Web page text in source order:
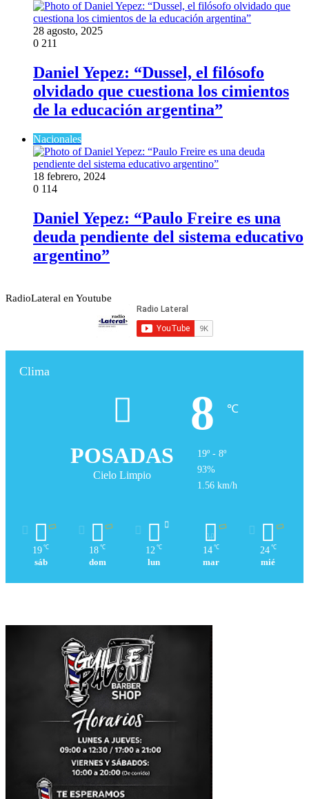
28 agosto, 2025
0 211
Daniel Yepez: “Dussel, el filósofo
olvidado que cuestiona los cimientos
de la educación argentina”
Nacionales
18 febrero, 2024
0 114
Daniel Yepez: “Paulo Freire es una
deuda pendiente del sistema educativo
argentino”
RadioLateral en Youtube
Clima
POSADAS
Cielo Limpio
8 ℃
19º - 8º
93%
1.56 km/h
19 ℃
sáb
18 ℃
dom
12 ℃
lun
14 ℃
mar
24 ℃
mié